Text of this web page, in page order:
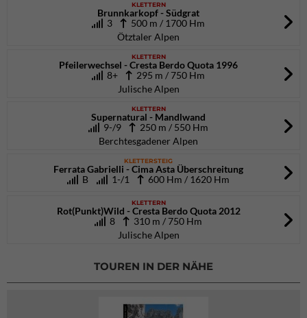
KLETTERN
Brunnkarkopf - Südgrat
3
500 m / 1700 Hm
Ötztaler Alpen
KLETTERN
Pfeilerwechsel - Cresta Berdo Quota 1996
8+
295 m / 750 Hm
Julische Alpen
KLETTERN
Supernatural - Mandlwand
9-/9
250 m / 550 Hm
Berchtesgadener Alpen
KLETTERSTEIG
Ferrata Gabrielli - Cima Asta Überschreitung
B
1-/1 600 Hm / 1620 Hm
KLETTERN
Rot(Punkt)Wild - Cresta Berdo Quota 2012
8
310 m / 750 Hm
Julische Alpen
TOUREN IN DER NÄHE